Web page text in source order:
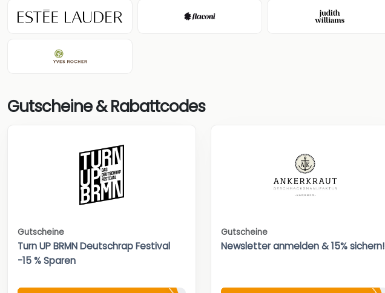
Gutscheine & Rabattcodes
Gutscheine
Turn UP BRMN Deutschrap Festival
-15 % Sparen
Gutscheine
Newsletter anmelden & 15% sichern!